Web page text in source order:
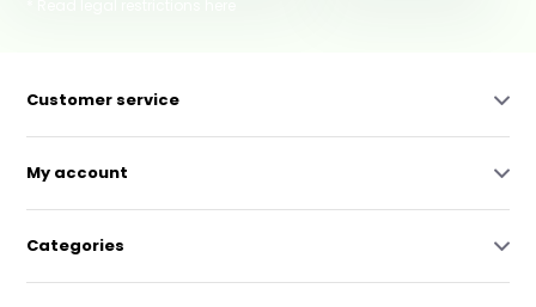
Customer service
My account
Categories